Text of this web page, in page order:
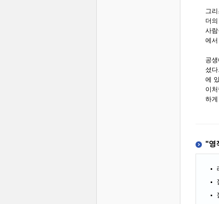
그
더
사
에
공
셨
에
이
하
"영